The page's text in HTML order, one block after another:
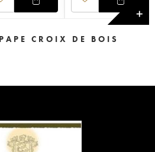
✕
CROIX DE BOIS